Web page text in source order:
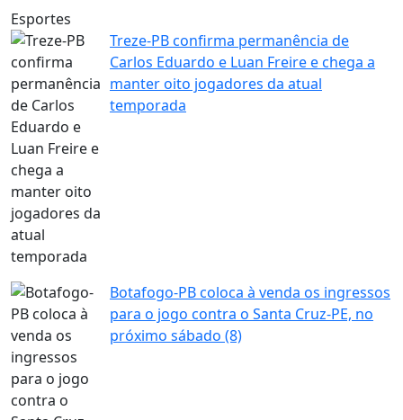
Esportes
Treze-PB confirma permanência de
Carlos Eduardo e Luan Freire e chega a
manter oito jogadores da atual
temporada
Botafogo-PB coloca à venda os ingressos
para o jogo contra o Santa Cruz-PE, no
próximo sábado (8)